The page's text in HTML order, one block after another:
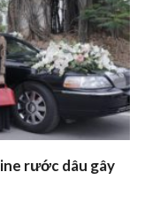
rước dâu gây